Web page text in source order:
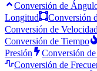
Conversión de
Longitud
Conversión
Conversión de Velocidad
Conversión de Tiempo
Presión
Conversión
Conversión de